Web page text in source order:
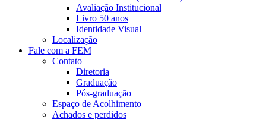
Avaliação Institucional
Livro 50 anos
Identidade Visual
Localização
Fale com a FEM
Contato
Diretoria
Graduação
Pós-graduação
Espaço de Acolhimento
Achados e perdidos